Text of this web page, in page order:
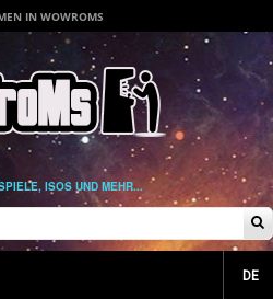
IN WOWROMS
ISOS UND MEHR...
DE